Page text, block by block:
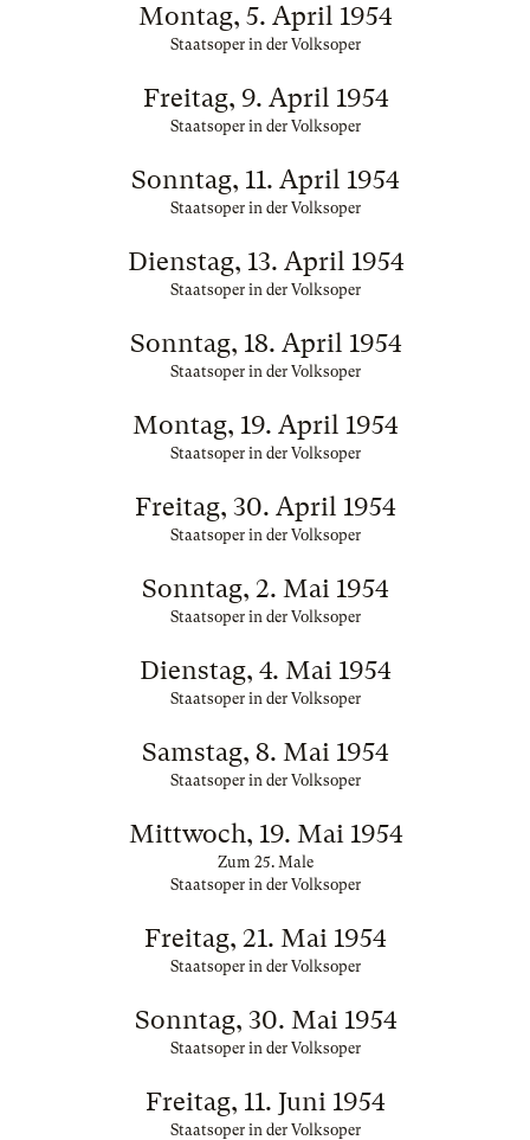
Montag, 5. April 1954
Staatsoper in der Volksoper
Freitag, 9. April 1954
Staatsoper in der Volksoper
Sonntag, 11. April 1954
Staatsoper in der Volksoper
Dienstag, 13. April 1954
Staatsoper in der Volksoper
Sonntag, 18. April 1954
Staatsoper in der Volksoper
Montag, 19. April 1954
Staatsoper in der Volksoper
Freitag, 30. April 1954
Staatsoper in der Volksoper
Sonntag, 2. Mai 1954
Staatsoper in der Volksoper
Dienstag, 4. Mai 1954
Staatsoper in der Volksoper
Samstag, 8. Mai 1954
Staatsoper in der Volksoper
Mittwoch, 19. Mai 1954
Zum 25. Male
Staatsoper in der Volksoper
Freitag, 21. Mai 1954
Staatsoper in der Volksoper
Sonntag, 30. Mai 1954
Staatsoper in der Volksoper
Freitag, 11. Juni 1954
Staatsoper in der Volksoper